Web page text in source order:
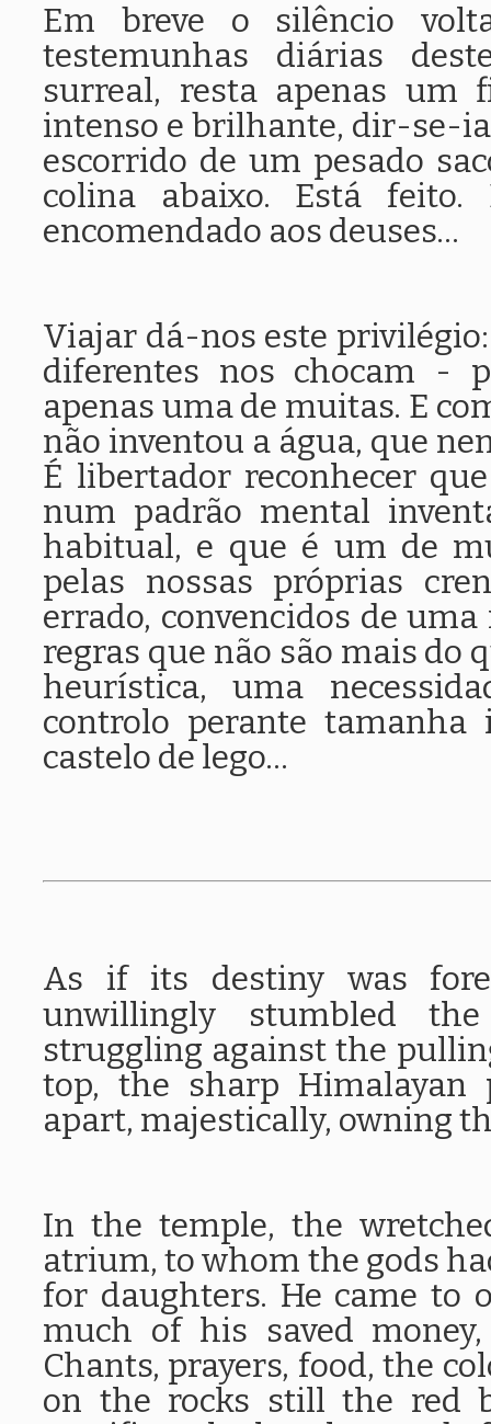
Em breve o silêncio
testemunhas diárias
surreal, resta apenas um
intenso e brilhante, dir-se-ia
escorrido de um pesado
colina abaixo. Está
encomendado aos deuses...
Viajar dá-nos este
diferentes nos chocam -
apenas uma de muitas. E
não inventou a água, que
É libertador reconhecer
num padrão mental
habitual, e que é um de
pelas nossas próprias
errado, convencidos de
regras que não são mais do
heurística, uma
controlo perante tamanha
castelo de lego...
As if its destiny was
unwillingly stumbled
struggling against the
top, the sharp Himalayan
apart, majestically, owning
In the temple, the
atrium, to whom the gods
for daughters. He came to
much of his saved
Chants, prayers, food, the
on the rocks still the red